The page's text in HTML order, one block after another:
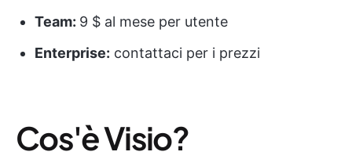
Team: 9 $ al mese per utente
Enterprise: contattaci per i prezzi
Cos'è Visio?